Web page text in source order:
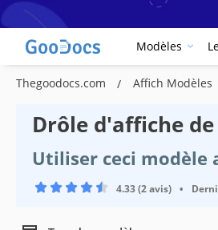
Modèles
Thegoodocs.com Affich Modèles
Drôle d'affiche
Utiliser ceci modèle
4.33 (2 avis) •